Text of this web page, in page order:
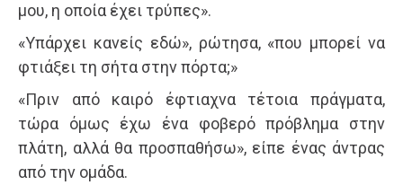
μου, η οποία έχει τρύπες».
«Υπάρχει κανείς εδώ», ρώτησα, «που μπορεί να
φτιάξει τη σήτα στην πόρτα;»
«Πριν από καιρό έφτιαχνα τέτοια πράγματα,
τώρα όμως έχω ένα φοβερό πρόβλημα στην
πλάτη, αλλά θα προσπαθήσω», είπε ένας άντρας
από την ομάδα.